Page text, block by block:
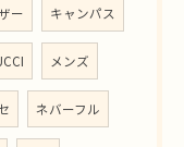
ー キャンパス
メンズ
ネバーフル